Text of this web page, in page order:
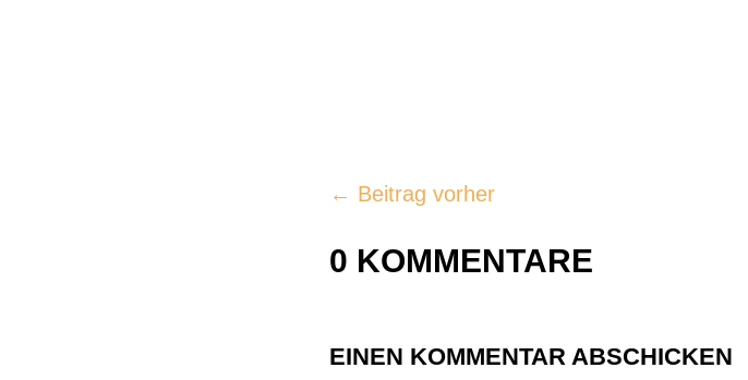
← Beitrag vorher
0 KOMMENTARE
EINEN KOMMENTAR ABSCHICKEN